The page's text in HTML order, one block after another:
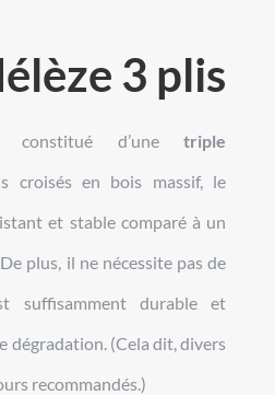
3 plis
d’unetriple
croisés en bois massif, le
et stable comparé à un
plus, il ne nécessite pas de
suffisamment durable et
dégradation. (Cela dit, divers
recommandés.)